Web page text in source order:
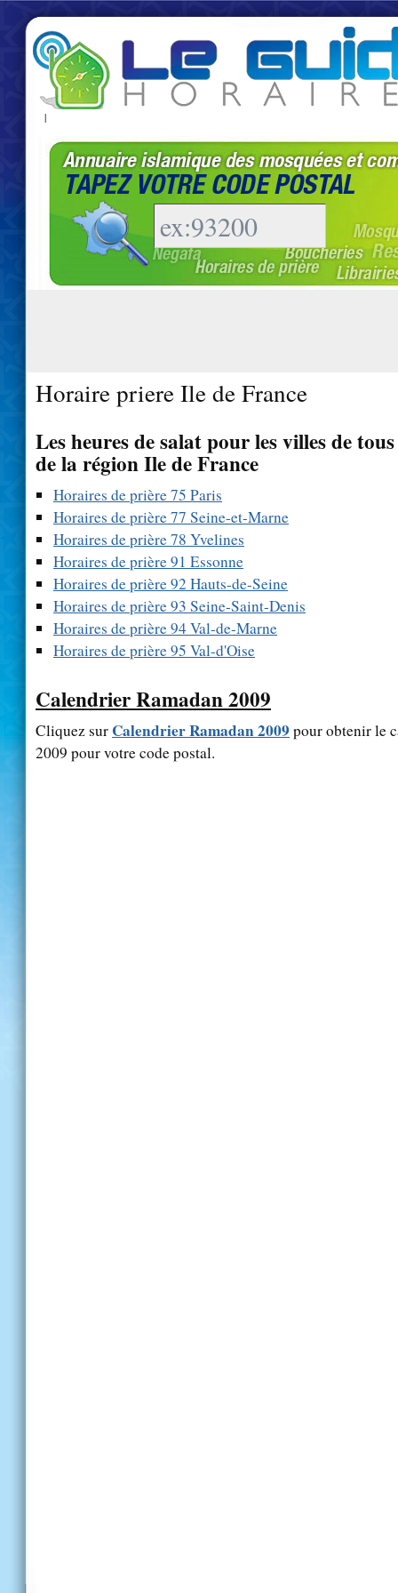
|
Horaire priere Ile de France
Les heures de salat pour les villes de
de la région Ile de France
Horaires de prière 75 Paris
Horaires de prière 77 Seine-et-Marne
Horaires de prière 78 Yvelines
Horaires de prière 91 Essonne
Horaires de prière 92 Hauts-de-Seine
Horaires de prière 93 Seine-Saint-Denis
Horaires de prière 94 Val-de-Marne
Horaires de prière 95 Val-d'Oise
Calendrier Ramadan 2009
Cliquez sur Calendrier Ramadan 2009pour obtenir le
2009 pour votre code postal.